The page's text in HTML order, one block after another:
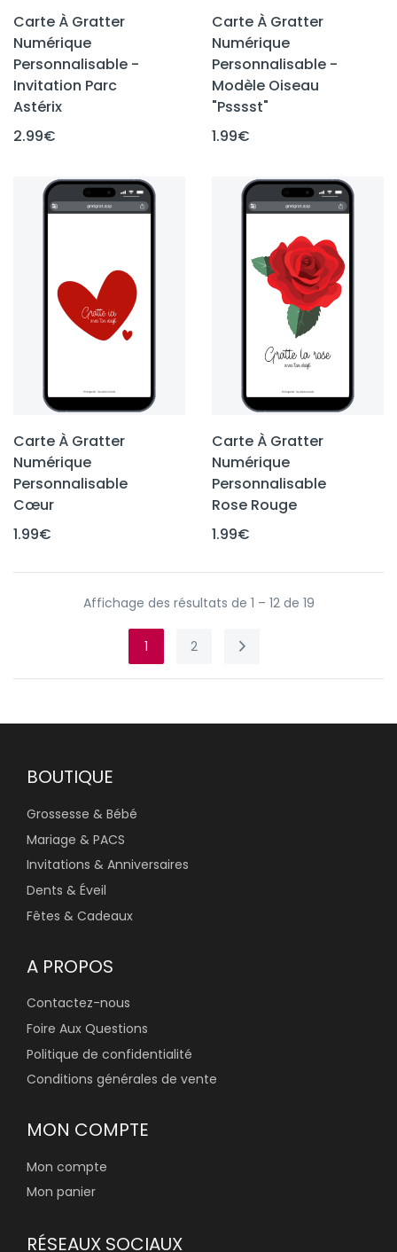
Carte À Gratter
Numérique
Personnalisable -
Invitation Parc
Astérix
2.99€
Carte À Gratter
Numérique
Personnalisable -
Modèle Oiseau
"Psssst"
1.99€
Carte À Gratter
Numérique
Personnalisable
Cœur
1.99€
Carte À Gratter
Numérique
Personnalisable
Rose Rouge
1.99€
Affichage des résultats de 1 – 12 de 19
1 2
BOUTIQUE
Grossesse & Bébé
Mariage & PACS
Invitations & Anniversaires
Dents & Éveil
Fêtes & Cadeaux
A PROPOS
Contactez-nous
Foire Aux Questions
Politique de confidentialité
Conditions générales de vente
MON COMPTE
Mon compte
Mon panier
RÉSEAUX SOCIAUX